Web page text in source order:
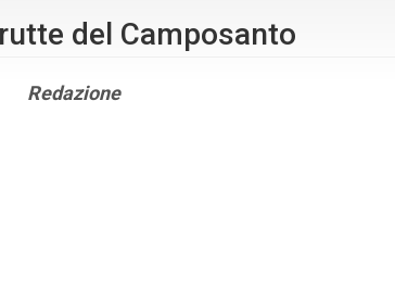
del Camposanto
Contenuto
Redazione